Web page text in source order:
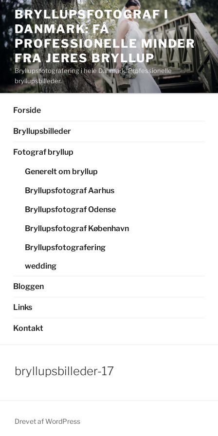
Videre
til
indhold
BRYLLUPSFOTOGRAF I
DANMARK: FÅ
PROFESSIONELLE MINDER
FRA JERES BRYLLUP
Bryllupsfotografering i hele Danmark. Professionelle
bryllupsbilleder.
Forside
Bryllupsbilleder
Fotograf bryllup
Generelt om bryllup
Bryllupsfotograf Aarhus
Bryllupsfotograf Odense
Bryllupsfotograf København
Bryllupsfotografering
wedding
Bloggen
Links
Kontakt
bryllupsbilleder-17
Drevet af WordPress